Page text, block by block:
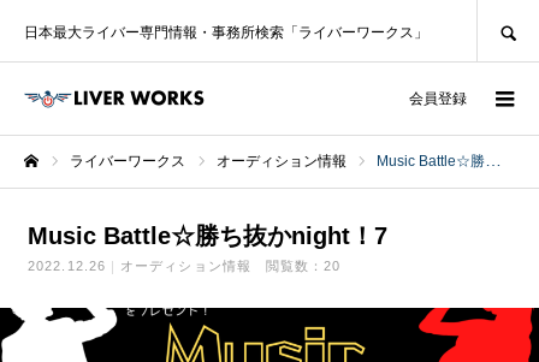
日本最大ライバー専門情報・事務所検索「ライバーワークス」
会員登録
ライバーワークス オーディション情報 Music Battle☆勝ち抜かnight！7
Music Battle☆勝ち抜かnight！7
2022.12.26 オーディション情報 閲覧数：20